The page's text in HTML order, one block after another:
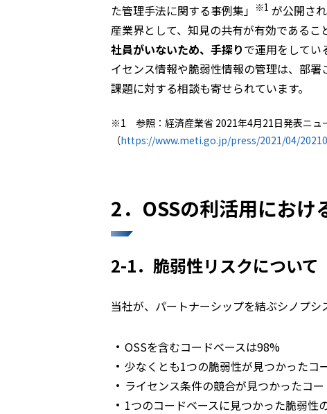
た管理手法に関する事例集」
※1 が公開さ
産業界として、知見の共有が有効であるこ
社員がいないため、手探りで運用をしてい
イセンス情報や脆弱性情報の管理は、部
課題に対する相談も寄せられています。
※1 参照：経済産業省 2021年4月21日発表ニュ
（https://www.meti.go.jp/press/2021/04/
2．OSSの利活用におけ
2-1．脆弱性リスクについて
当社が、パートナーシップを結ぶシノプ
OSSを含むコードベースは98%
少なくとも1つの脆弱性が見つかったコ
ライセンス条件の競合が見つかったコ
1つのコードベースに見つかった脆弱性